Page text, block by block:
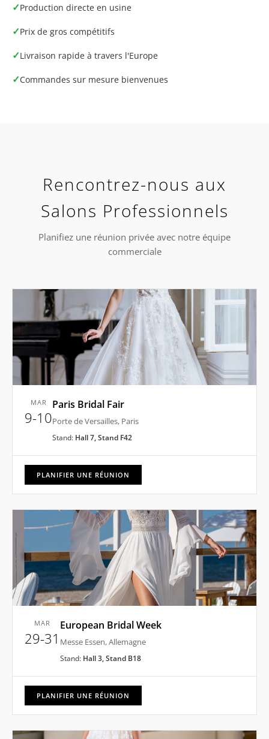
✓Production directe en usine
✓Prix de gros compétitifs
✓Livraison rapide à travers l'Europe
✓Commandes sur mesure bienvenues
Rencontrez-nous aux
Salons Professionnels
Planifiez une réunion privée avec notre équipe
commerciale
MAR
9-10
Paris Bridal Fair
Porte de Versailles, Paris
Stand: Hall 7, Stand F42
PLANIFIER UNE RÉUNION
MAR
29-31
European Bridal Week
Messe Essen, Allemagne
Stand: Hall 3, Stand B18
PLANIFIER UNE RÉUNION